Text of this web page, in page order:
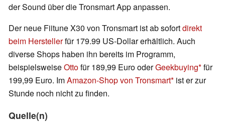
der Sound über die Tronsmart App anpassen.
Der neue Fiitune X30 von Tronsmart ist ab sofortdirekt
beim Herstellerfür 179.99 US-Dollar erhältlich. Auch
diverse Shops haben ihn bereits im Programm,
beispielsweiseOttofür 189,99 Euro oderGeekbuying für
199,99 Euro. ImAmazon-Shop von Tronsmart ist er zur
Stunde noch nicht zu finden.
Quelle(n)